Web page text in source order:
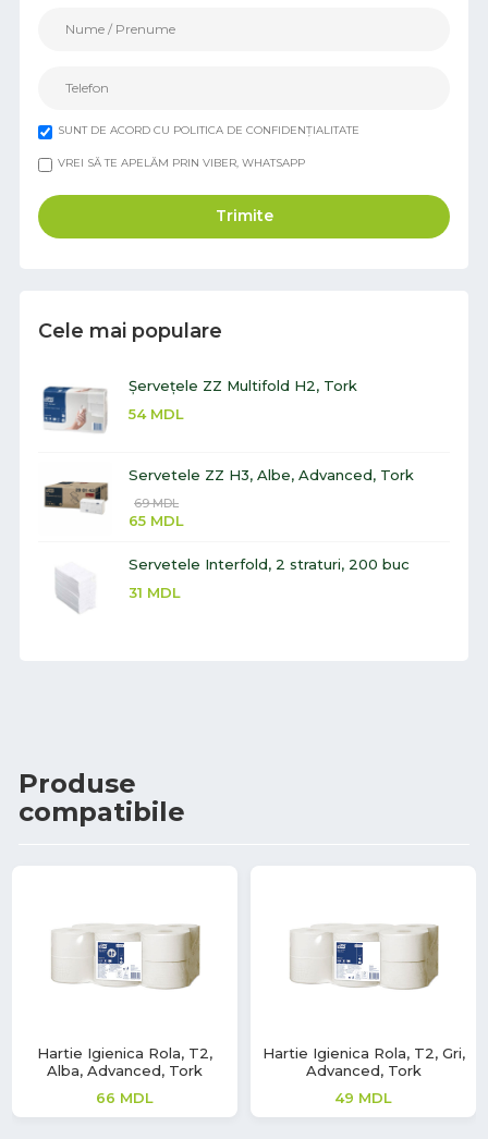
SUNT DE ACORD CU POLITICA DE CONFIDENȚIALITATE
VREI SĂ TE APELĂM PRIN VIBER, WHATSAPP
Trimite
Cele mai populare
Șervețele ZZ Multifold H2, Tork
54 MDL
Servetele ZZ H3, Albe, Advanced, Tork
69MDL
65 MDL
Servetele Interfold, 2 straturi, 200 buc
31 MDL
Produse
compatibile
Hartie Igienica Rola, T2,
Alba, Advanced, Tork
66 MDL
Hartie Igienica Rola, T2, Gri,
Advanced, Tork
49 MDL